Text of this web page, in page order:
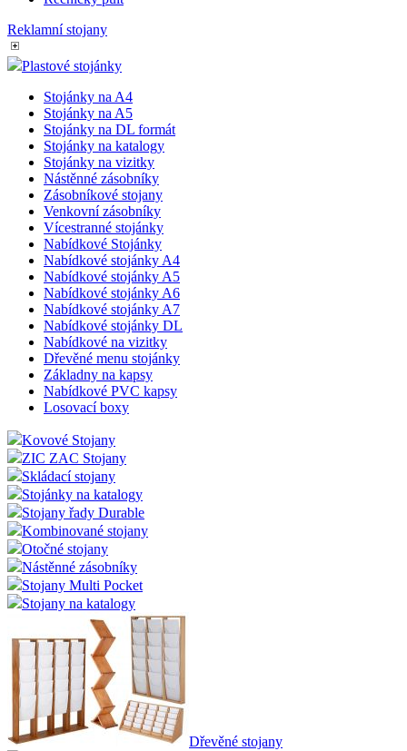
Reklamní stojany
Plastové stojánky
Stojánky na A4
Stojánky na A5
Stojánky na DL formát
Stojánky na katalogy
Stojánky na vizitky
Nástěnné zásobníky
Zásobníkové stojany
Venkovní zásobníky
Vícestranné stojánky
Nabídkové Stojánky
Nabídkové stojánky A4
Nabídkové stojánky A5
Nabídkové stojánky A6
Nabídkové stojánky A7
Nabídkové stojánky DL
Nabídkové na vizitky
Dřevěné menu stojánky
Základny na kapsy
Nabídkové PVC kapsy
Losovací boxy
Kovové Stojany
ZIC ZAC Stojany
Skládací stojany
Stojánky na katalogy
Stojany řady Durable
Kombinované stojany
Otočné stojany
Nástěnné zásobníky
Stojany Multi Pocket
Stojany na katalogy
Dřevěné stojany